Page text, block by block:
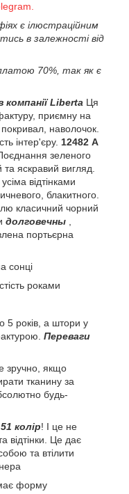
є ілюстраційним
в залежності від
70%, так як є
Liberta Ця
приємну на
наволочок.
інтер'єру. 12482 A
зеленого
та яскравий вигляд.
відтінками
блакитного.
класичний чорний
долговечны ,
портьєрна
сонці
роками
5 років, а штори у
Переваги
зручно, якщо
тканину за
будь-
51 колір! І це не
відтінки. Це дає
та втілити
форму